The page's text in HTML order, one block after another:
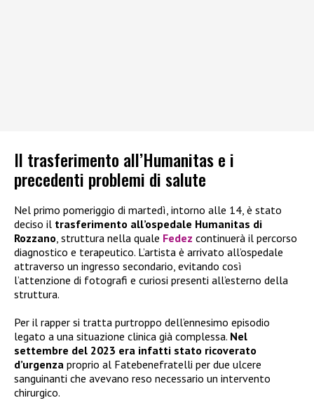
Il trasferimento all’Humanitas e i
precedenti problemi di salute
Nel primo pomeriggio di martedì, intorno alle 14, è stato
deciso il trasferimento all’ospedale Humanitas di
Rozzano , struttura nella quale Fedez continuerà il percorso
diagnostico e terapeutico. L’artista è arrivato all’ospedale
attraverso un ingresso secondario, evitando così
l’attenzione di fotografi e curiosi presenti all’esterno della
struttura.
Per il rapper si tratta purtroppo dell’ennesimo episodio
legato a una situazione clinica già complessa. Nel
settembre del 2023 era infatti stato ricoverato
d’urgenza proprio al Fatebenefratelli per due ulcere
sanguinanti che avevano reso necessario un intervento
chirurgico.